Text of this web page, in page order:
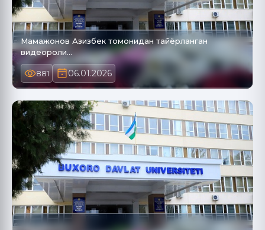
Мамажонов Азизбек томонидан тайёрланган
видеороли…
881 06.01.2026